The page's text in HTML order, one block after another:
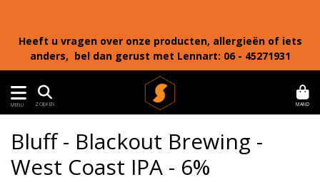
Heeft u vragen over onze producten, allergieën of iets
anders, bel dan gerust met Lennart: 06 - 45271931
MENU ZOEKEN MAND
Bluff - Blackout Brewing -
West Coast IPA - 6%